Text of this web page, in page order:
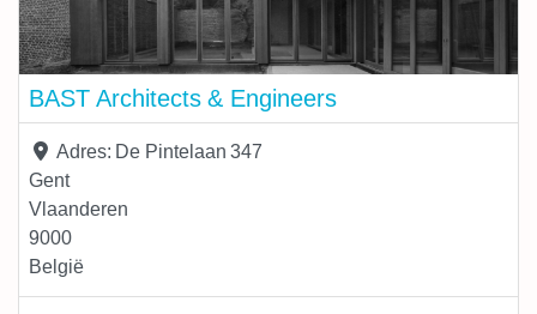
BAST Architects & Engineers
Adres: De Pintelaan 347
Gent
Vlaanderen
9000
België